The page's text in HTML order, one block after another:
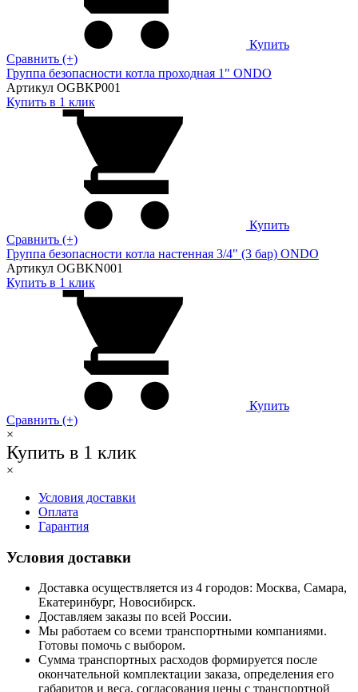
Купить
Сравнить (+)
Группа безопасности котла проходная 1" ONDO
Артикул OGBKP001
Купить в 1 клик
Купить
Сравнить (+)
Группа безопасности котла настенная 3/4" (3 бар) ONDO
Артикул OGBKN001
Купить в 1 клик
Купить
Сравнить (+)
×
Купить в 1 клик
×
Условия доставки
Оплата
Гарантия
Условия доставки
Доставка осуществляется из 4 городов: Москва, Самара,
Екатеринбург, Новосибирск.
Доставляем заказы по всей России.
Мы работаем со всеми транспортными компаниями.
Готовы помочь с выбором.
Сумма транспортных расходов формируется после
окончательной комплектации заказа, определения его
габаритов и веса, согласования цены с транспортной